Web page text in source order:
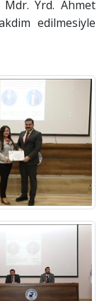
Mdr. Yrd. Ahmet
edilmesiyle